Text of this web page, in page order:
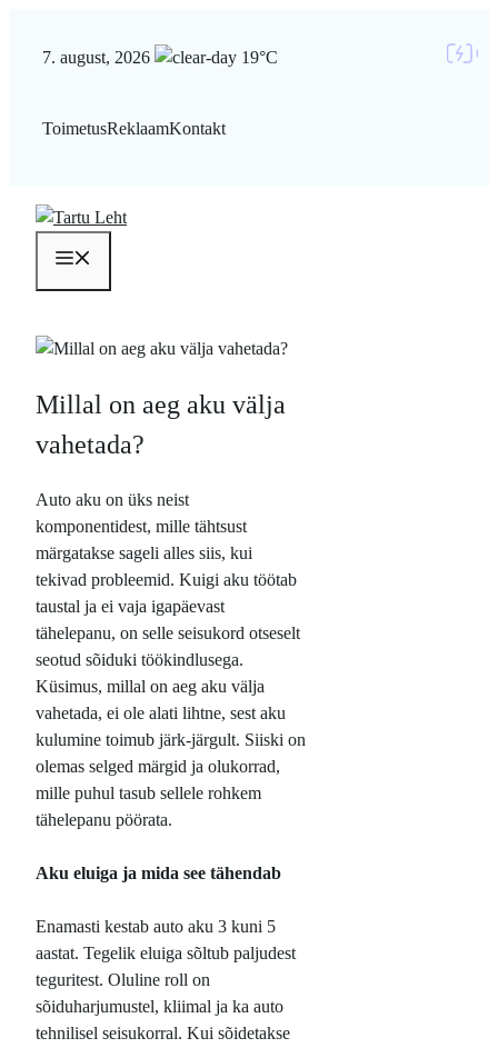
7. august, 2026 19°C
ToimetusReklaamKontakt
Millal on aeg aku välja
vahetada?
Auto aku on üks neist
komponentidest, mille tähtsust
märgatakse sageli alles siis, kui
tekivad probleemid. Kuigi aku töötab
taustal ja ei vaja igapäevast
tähelepanu, on selle seisukord otseselt
seotud sõiduki töökindlusega.
Küsimus, millal on aeg aku välja
vahetada, ei ole alati lihtne, sest aku
kulumine toimub järk-järgult. Siiski on
olemas selged märgid ja olukorrad,
mille puhul tasub sellele rohkem
tähelepanu pöörata.
Aku eluiga ja mida see tähendab
Enamasti kestab auto aku 3 kuni 5
aastat. Tegelik eluiga sõltub paljudest
teguritest. Oluline roll on
sõiduharjumustel, kliimal ja ka auto
tehnilisel seisukorral. Kui sõidetakse